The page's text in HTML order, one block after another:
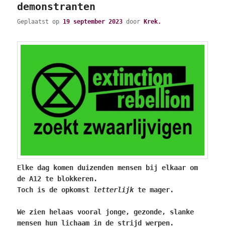
demonstranten
Geplaatst op 19 september 2023 door Krek.
Elke dag komen duizenden mensen bij elkaar om
de A12 te blokkeren.
Toch is de opkomst letterlijkte mager.
We zien helaas vooral jonge, gezonde, slanke
mensen hun lichaam in de strijd werpen.